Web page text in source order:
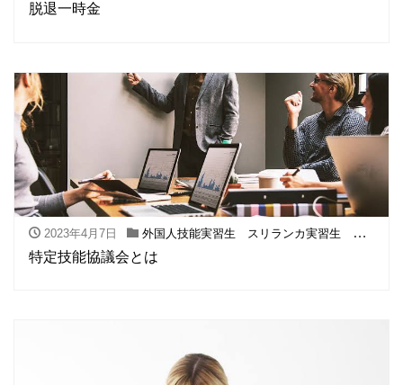
脱退一時金
2023年4月7日 外国人技能実習生 スリランカ実習生 フィリピン実習生
特定技能協議会とは